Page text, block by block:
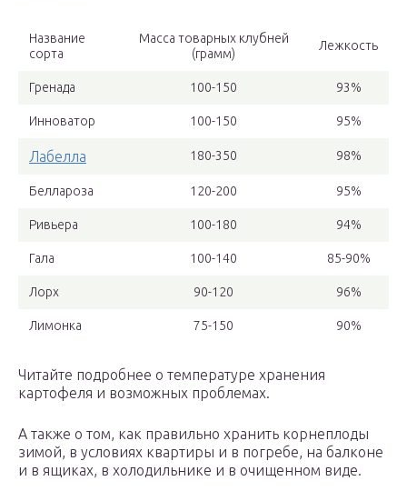
Название
сорта
Масса товарных клубней
(грамм)
Лежкость
Гренада 100-150 93%
Инноватор 100-150 95%
Лабелла 180-350 98%
Беллароза 120-200 95%
Ривьера 100-180 94%
Гала 100-140 85-90%
Лорх 90-120 96%
Лимонка 75-150 90%
Читайте подробнее о температуре хранения
картофеля и возможных проблемах.
А также о том, как правильно хранить корнеплоды
зимой, в условиях квартиры и в погребе, на балконе
и в ящиках, в холодильнике и в очищенном виде.